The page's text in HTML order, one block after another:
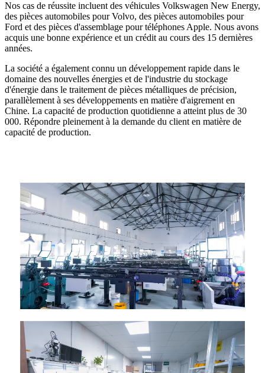
Nos cas de réussite incluent des véhicules Volkswagen New Energy,
des pièces automobiles pour Volvo, des pièces automobiles pour
Ford et des pièces d'assemblage pour téléphones Apple. Nous avons
acquis une bonne expérience et un crédit au cours des 15 dernières
années.
La société a également connu un développement rapide dans le
domaine des nouvelles énergies et de l'industrie du stockage
d'énergie dans le traitement de pièces métalliques de précision,
parallèlement à ses développements en matière d'aigrement en
Chine. La capacité de production quotidienne a atteint plus de 30
000. Répondre pleinement à la demande du client en matière de
capacité de production.